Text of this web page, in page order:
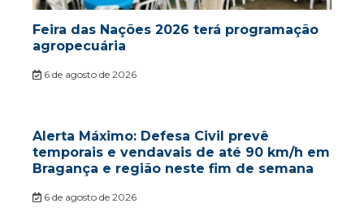
Feira das Nações 2026 terá programação
agropecuária
6 de agosto de 2026
Alerta Máximo: Defesa Civil prevê
temporais e vendavais de até 90 km/h em
Bragança e região neste fim de semana
6 de agosto de 2026